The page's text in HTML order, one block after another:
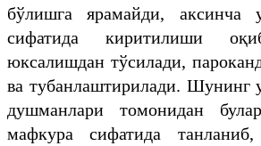
бўлишга ярамайди, аксинча
сифатида киритилиши
юксалишдан тўсилади,
ва тубанлаштирилади. Шунинг
душманлари томонидан
мафкура сифатида